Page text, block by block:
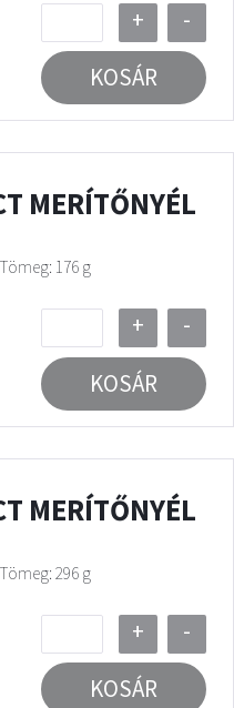
+
-
KOSÁR
MERÍTŐNYÉL
Tömeg: 176 g
+
-
KOSÁR
MERÍTŐNYÉL
Tömeg: 296 g
+
-
KOSÁR